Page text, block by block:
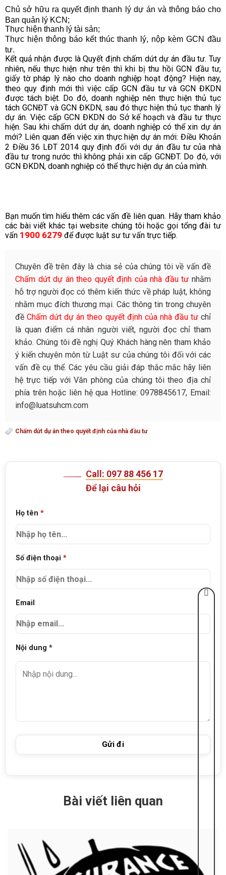
Chủ sở hữu ra quyết định thanh lý dự án và thông báo cho
Ban quản lý KCN;
Thực hiện thanh lý tài sản;
Thực hiện thông báo kết thúc thanh lý, nộp kèm GCN đầu
tư.
Kết quả nhận được là Quyết định chấm dứt dự án đầu tư. Tuy
nhiên, nếu thực hiện như trên thì khi bị thu hồi GCN đầu tư,
giấy tờ pháp lý nào cho doanh nghiệp hoạt động? Hiện nay,
theo quy định mới thì việc cấp GCN đầu tư và GCN ĐKDN
được tách biệt. Do đó, doanh nghiệp nên thực hiện thủ tục
tách GCNĐT và GCN ĐKDN, sau đó thực hiện thủ tục thanh lý
dự án. Việc cấp GCN ĐKDN do Sở kế hoạch và đầu tư thực
hiện. Sau khi chấm dứt dự án, doanh nghiệp có thể xin dự án
mới? Liên quan đến việc xin thực hiện dự án mới: Điều Khoản
2 Điều 36 LĐT 2014 quy định đối với dự án đầu tư của nhà
đầu tư trong nước thì không phải xin cấp GCNĐT. Do đó, với
GCN ĐKDN, doanh nghiệp có thể thực hiện dự án của mình.
Bạn muốn tìm hiểu thêm các vấn đề liên quan. Hãy tham khảo
các bài viết khác tại website chúng tôi hoặc gọi tổng đài tư
vấn 1900 6279 để được luật sư tư vấn trực tiếp.
Chuyên đề trên đây là chia sẻ của chúng tôi về vấn đề
Chấm dứt dự án theo quyết định của nhà đầu tư nhằm
hỗ trợ người đọc có thêm kiến thức về pháp luật, không
nhằm mục đích thương mại. Các thông tin trong chuyên
đềChấm dứt dự án theo quyết định của nhà đầu tưchỉ
là quan điểm cá nhân người viết, người đọc chỉ tham
khảo. Chúng tôi đề nghị Quý Khách hàng nên tham khảo
ý kiến chuyên môn từ Luật sư của chúng tôi đối với các
vấn đề cụ thể. Các yêu cầu giải đáp thắc mắc hãy liên
hệ trực tiếp với Văn phòng của chúng tôi theo địa chỉ
phía trên hoặc liên hệ qua Hotline: 0978845617, Email:
info@luatsuhcm.com
Chấm dứt dự án theo quyết định của nhà đầu tư
Call: 097 88 456 17
Để lại câu hỏi
Họ tên *
Số điện thoại *
Email
Nội dung *
Bài viết liên quan